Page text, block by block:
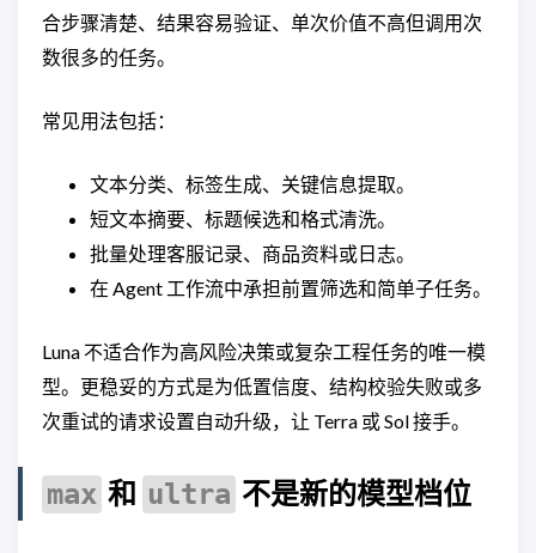
合步骤清楚、结果容易验证、单次价值不高但调用次
数很多的任务。
常见用法包括：
文本分类、标签生成、关键信息提取。
短文本摘要、标题候选和格式清洗。
批量处理客服记录、商品资料或日志。
在 Agent 工作流中承担前置筛选和简单子任务。
Luna 不适合作为高风险决策或复杂工程任务的唯一模
型。更稳妥的方式是为低置信度、结构校验失败或多
次重试的请求设置自动升级，让 Terra 或 Sol 接手。
max 和 ultra 不是新的模型档位